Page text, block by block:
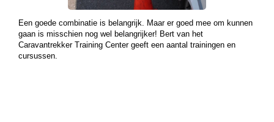
Een goede combinatie is belangrijk. Maar er goed mee om kunnen
gaan is misschien nog wel belangrijker! Bert van het
Caravantrekker Training Center geeft een aantal trainingen en
cursussen.